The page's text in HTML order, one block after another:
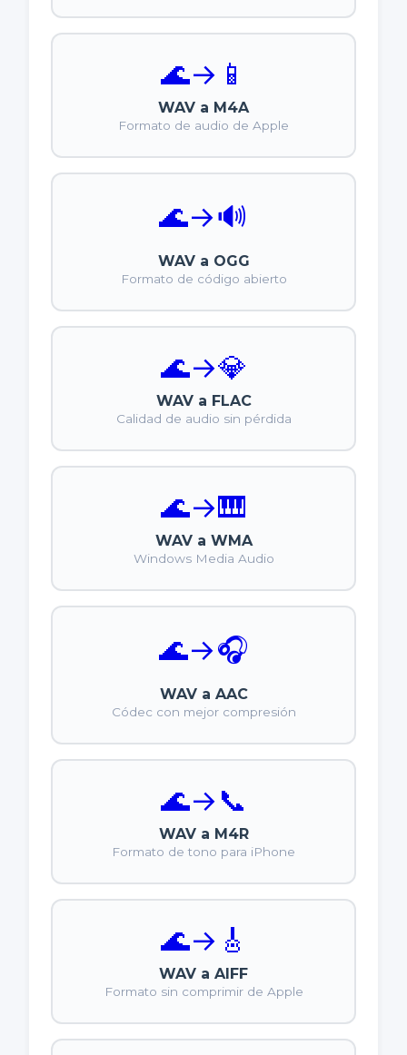
🌊→ 📱
WAV a M4A
Formato de audio de Apple
🌊→🔊
WAV a OGG
Formato de código abierto
🌊→💎
WAV a FLAC
Calidad de audio sin pérdida
🌊→🎹
WAV a WMA
Windows Media Audio
🌊→🎧
WAV a AAC
Códec con mejor compresión
🌊→📞
WAV a M4R
Formato de tono para iPhone
🌊→ 🎸
WAV a AIFF
Formato sin comprimir de Apple